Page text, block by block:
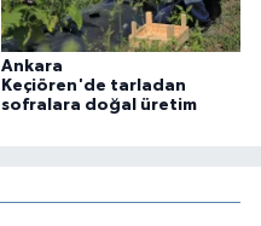
Ankara
Keçiören'de tarladan
sofralara doğal üretim